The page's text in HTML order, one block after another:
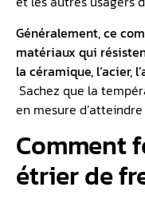
Généralement, ce
matériaux qui
la céramique, l’acier,
Sachez que la
en mesure d’atteindre
Comment
étrier de